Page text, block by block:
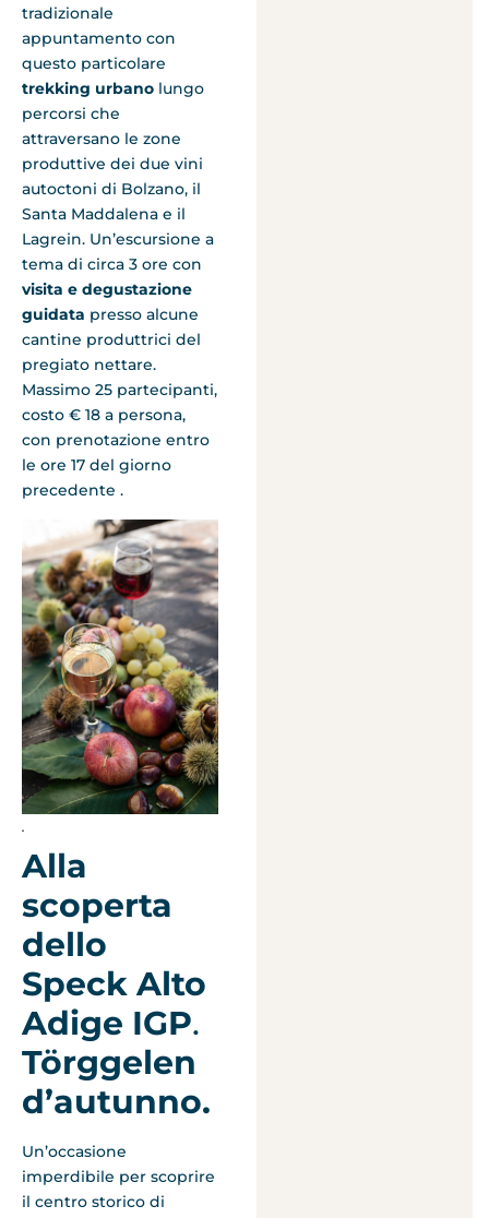
tradizionale
appuntamento con
questo particolare
trekking urbano lungo
percorsi che
attraversano le zone
produttive dei due vini
autoctoni di Bolzano, il
Santa Maddalena e il
Lagrein. Un’escursione a
tema di circa 3 ore con
visita e degustazione
guidata presso alcune
cantine produttrici del
pregiato nettare.
Massimo 25 partecipanti,
costo € 18 a persona,
con prenotazione entro
le ore 17 del giorno
precedente .
.
Alla
scoperta
dello
Speck Alto
Adige IGP.
Törggelen
d’autunno.
Un’occasione
imperdibile per scoprire
il centro storico di